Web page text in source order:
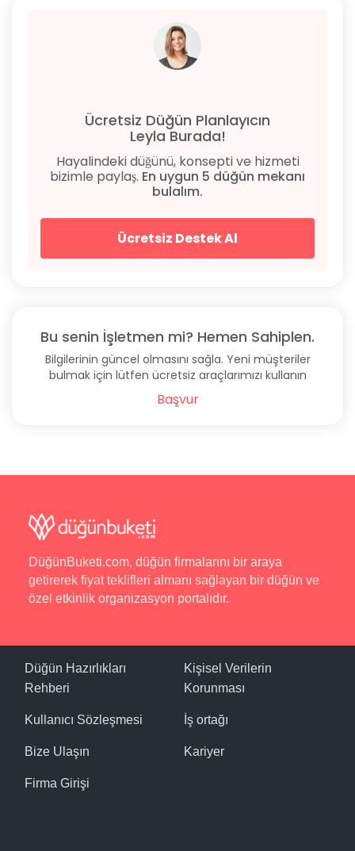
Ücretsiz Düğün Planlayıcın
Leyla Burada!
Hayalindeki düğünü, konsepti ve hizmeti
bizimle paylaş. En uygun 5 düğün mekanı
bulalım.
Ücretsiz Destek Al
Bu senin İşletmen mi? Hemen Sahiplen.
Bilgilerinin güncel olmasını sağla. Yeni müşteriler
bulmak için lütfen ücretsiz araçlarımızı kullanın
Başvur
DüğünBuketi.com, düğün firmalarını bir araya
getirerek fiyat teklifleri almanı sağlayan bir düğün ve
özel etkinlik organizasyon portalıdır.
Düğün Hazırlıkları
Rehberi
Kullanıcı Sözleşmesi
Bize Ulaşın
Firma Girişi
Kişisel Verilerin
Korunması
İş ortağı
Kariyer